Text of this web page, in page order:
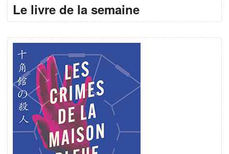
Le livre de la semaine